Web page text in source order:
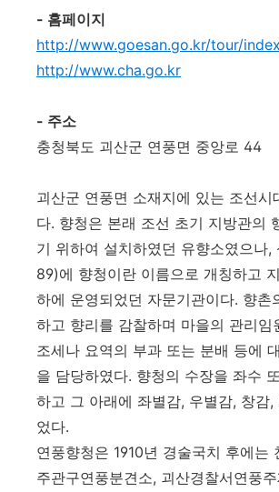
- 홈페이지
http://www.goesan.go.kr/tour/
http://www.cha.go.kr
- 주소
충청북도 괴산군 연풍면 중앙로 44
괴산군 연풍면 소재지에 있는 조선시
다. 향청은 본래 조선 초기 지방관의
기 위하여 설치하였던 유향소였으나,
89)에 향청이란 이름으로 개칭하고
하에 운영되었던 자문기관이다. 향촌
하고 향리를 감찰하며 마을의 관리임
조세나 요역의 부과 또는 분배 등에
을 담당하였다. 향청의 수장을 좌수
하고 그 아래에 좌별감, 우별감, 창감,
었다.
연풍향청은 1910년 경술국치 후에는
주관구연풍분견소, 괴산경찰서연풍